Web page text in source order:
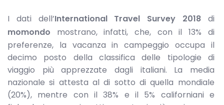
I dati dell’International Travel Survey 2018 di
momondo mostrano, infatti, che, con il 13% di
preferenze, la vacanza in campeggio occupa il
decimo posto della classifica delle tipologie di
viaggio più apprezzate dagli italiani. La media
nazionale si attesta al di sotto di quella mondiale
(20%), mentre con il 38% e il 5% californiani e